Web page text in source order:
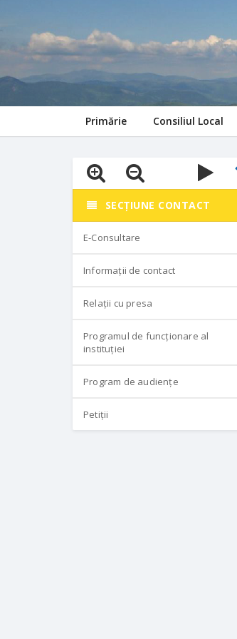
Primărie Consiliul Local
SECȚIUNE CONTACT
E-Consultare
Informații de contact
Relații cu presa
Programul de funcționare al
instituției
Program de audiențe
Petiții